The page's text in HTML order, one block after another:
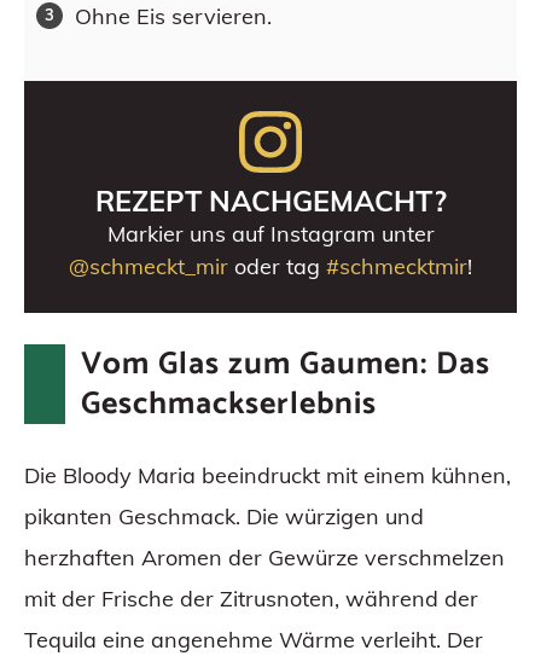
Ohne Eis servieren.
REZEPT NACHGEMACHT?
Markier uns auf Instagram unter
@schmeckt_mir oder tag #schmecktmir!
Vom Glas zum Gaumen: Das
Geschmackserlebnis
Die Bloody Maria beeindruckt mit einem kühnen,
pikanten Geschmack. Die würzigen und
herzhaften Aromen der Gewürze verschmelzen
mit der Frische der Zitrusnoten, während der
Tequila eine angenehme Wärme verleiht. Der